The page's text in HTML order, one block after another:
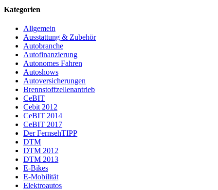
Kategorien
Allgemein
Ausstattung & Zubehör
Autobranche
Autofinanzierung
Autonomes Fahren
Autoshows
Autoversicherungen
Brennstoffzellenantrieb
CeBIT
Cebit 2012
CeBIT 2014
CeBIT 2017
Der FernsehTIPP
DTM
DTM 2012
DTM 2013
E-Bikes
E-Mobilität
Elektroautos